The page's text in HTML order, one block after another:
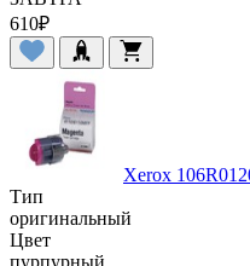
610₽
Xerox
Тип
оригинальный
Цвет
пурпурный